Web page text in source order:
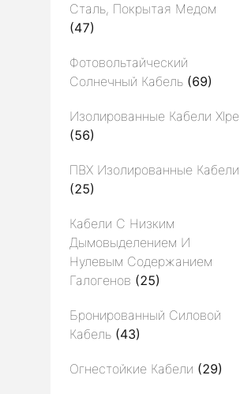
Сталь, Покрытая Медом
(47)
Фотовольтайческий
Солнечный Кабель (69)
Изолированные Кабели Xlpe
(56)
ПВХ Изолированные Кабели
(25)
Кабели С Низким
Дымовыделением И
Нулевым Содержанием
Галогенов (25)
Бронированный Силовой
Кабель (43)
Огнестойкие Кабели (29)